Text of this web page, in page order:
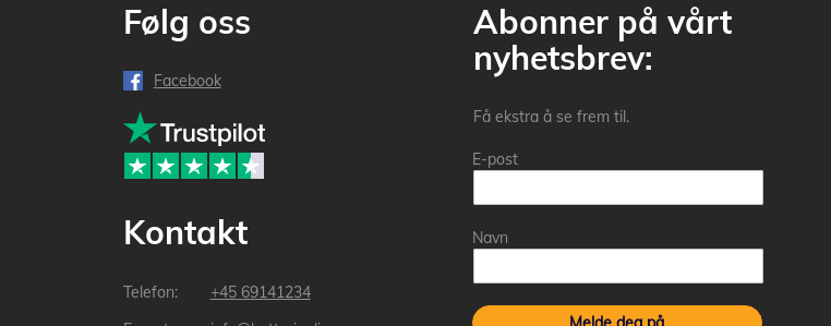
Følg oss
Facebook
Kontakt
+45 69141234
Abonner på vårt
nyhetsbrev:
Få ekstra å se frem til.
E-post
Navn